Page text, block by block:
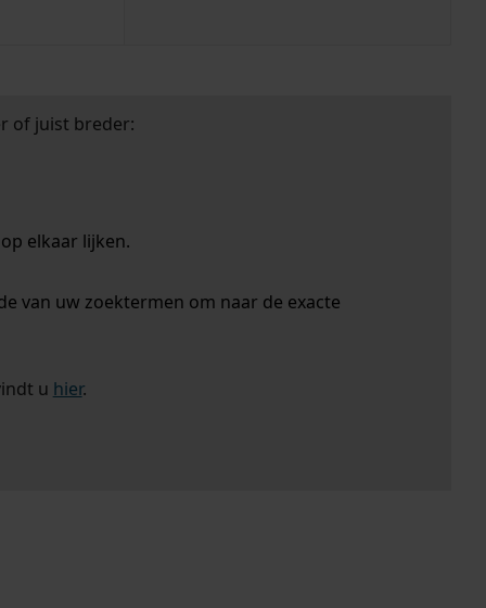
of juist breder:
elkaar lijken.
van uw zoektermen om naar de exacte
u hier.